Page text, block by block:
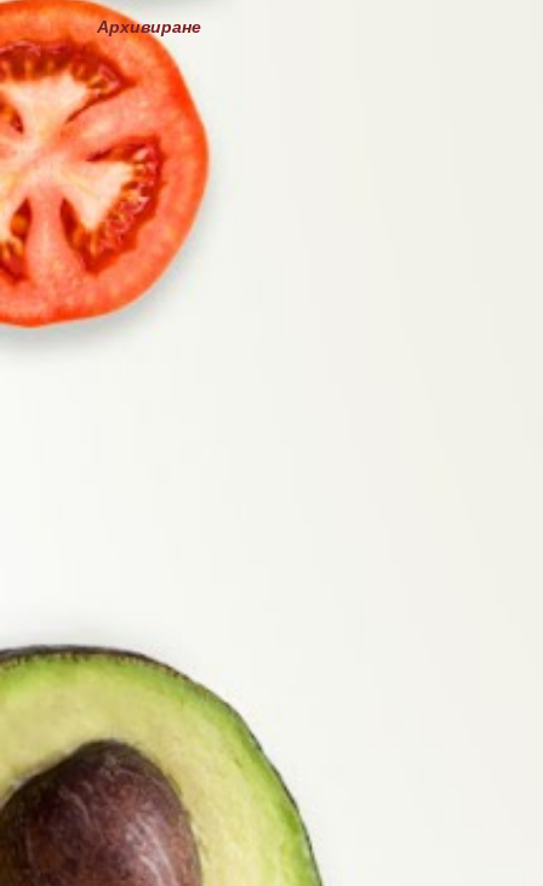
Архивиране